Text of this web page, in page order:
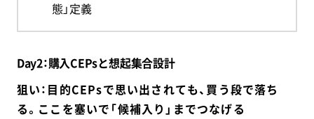
態」定義
Day2：購入CEPsと想起集合設計
狙い：目的CEPsで思い出されても、買う段で落ち
る。ここを塞いで「候補入り」までつなげる